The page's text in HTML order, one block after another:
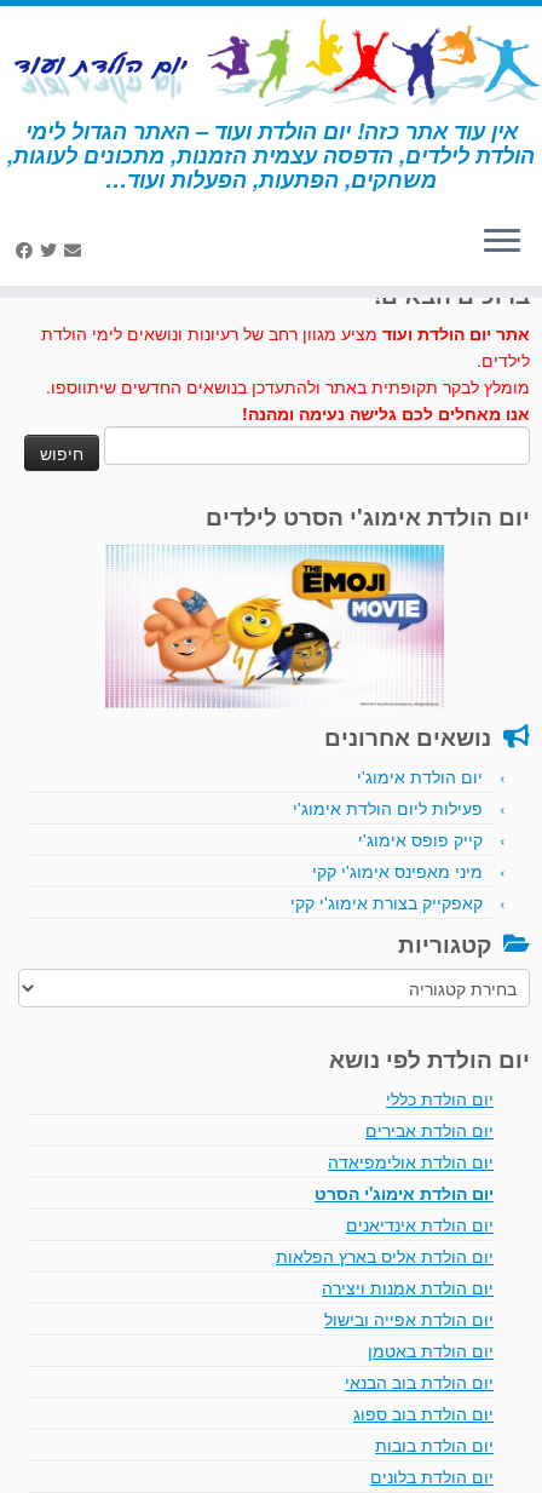
דלג
לתוכן
אין עוד אתר כזה! יום הולדת ועוד – האתר הגדול לימי
הולדת לילדים, הדפסה עצמית הזמנות, מתכונים לעוגות,
משחקים, הפתעות, הפעלות ועוד… דף הבית » מתכונים לעוגות וכיבוד » עוגיות ספיידרמן
ברוכים הבאים!
אתר יום הולדת ועוד מציע מגוון רחב של רעיונות ונושאים לימי הולדת
לילדים.
מומלץ לבקר תקופתית באתר ולהתעדכן בנושאים החדשים שיתווספו.
אנו מאחלים לכם גלישה נעימה ומהנה!
יום הולדת אימוג'י הסרט לילדים
נושאים אחרונים
יום הולדת אימוג'י
פעילות ליום הולדת אימוג'י
קייק פופס אימוג'י
מיני מאפינס אימוג'י קקי
קאפקייק בצורת אימוג'י קקי
קטגוריות
קטגוריות
יום הולדת לפי נושא
יום הולדת כללי
יום הולדת אבירים
יום הולדת אולימפיאדה
יום הולדת אימוג'י הסרט
יום הולדת אינדיאנים
יום הולדת אליס בארץ הפלאות
יום הולדת אמנות ויצירה
יום הולדת אפייה ובישול
יום הולדת באטמן
יום הולדת בוב הבנאי
יום הולדת בוב ספוג
יום הולדת בובות
יום הולדת בלונים